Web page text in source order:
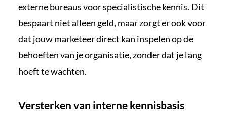
externe bureaus voor specialistische kennis. Dit
bespaart niet alleen geld, maar zorgt er ook voor
dat jouw marketeer direct kan inspelen op de
behoeften van je organisatie, zonder dat je lang
hoeft te wachten.
Versterken van interne kennisbasis